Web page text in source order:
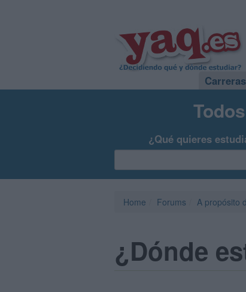
Carreras
¿Qué quieres
Home Forums A propósito
¿Dónde